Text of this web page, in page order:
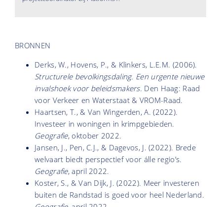
BRONNEN
Derks, W., Hovens, P., & Klinkers, L.E.M. (2006).
Structurele bevolkingsdaling. Een urgente nieuwe
invalshoek voor beleidsmakers. Den Haag: Raad
voor Verkeer en Waterstaat & VROM-Raad.
Haartsen, T., & Van Wingerden, A. (2022).
Investeer in woningen in krimpgebieden.
Geografie, oktober 2022.
Jansen, J., Pen, C.J., & Dagevos, J. (2022). Brede
welvaart biedt perspectief voor álle regio’s.
Geografie, april 2022.
Koster, S., & Van Dijk, J. (2022). Meer investeren
buiten de Randstad is goed voor heel Nederland.